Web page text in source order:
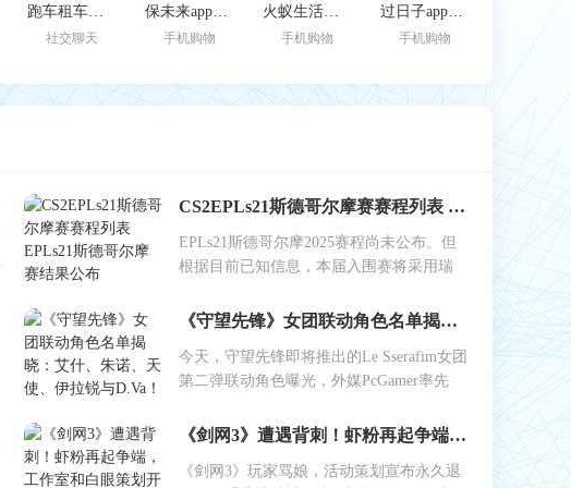
跑车租车官方版
社交聊天
保未来app官网版
手机购物
火蚁生活官方版
手机购物
过日子app官网版
手机购物
CS2EPLs21斯德哥尔摩赛赛程列表 EPLs21斯德哥尔摩赛结果公布
EPLs21斯德哥尔摩2025赛程尚未公布。但
根据目前已知信息，本届入围赛将采用瑞
《守望先锋》女团联动角色名单揭晓：艾什、朱诺、天使、伊拉锐与D.Va！
今天，守望先锋即将推出的Le Sserafim女团
第二弹联动角色曝光，外媒PcGamer率先
《剑网3》遭遇背刺！虾粉再起争端，工作室和白眼策划开始反噬
《剑网3》玩家骂娘，活动策划宣布永久退